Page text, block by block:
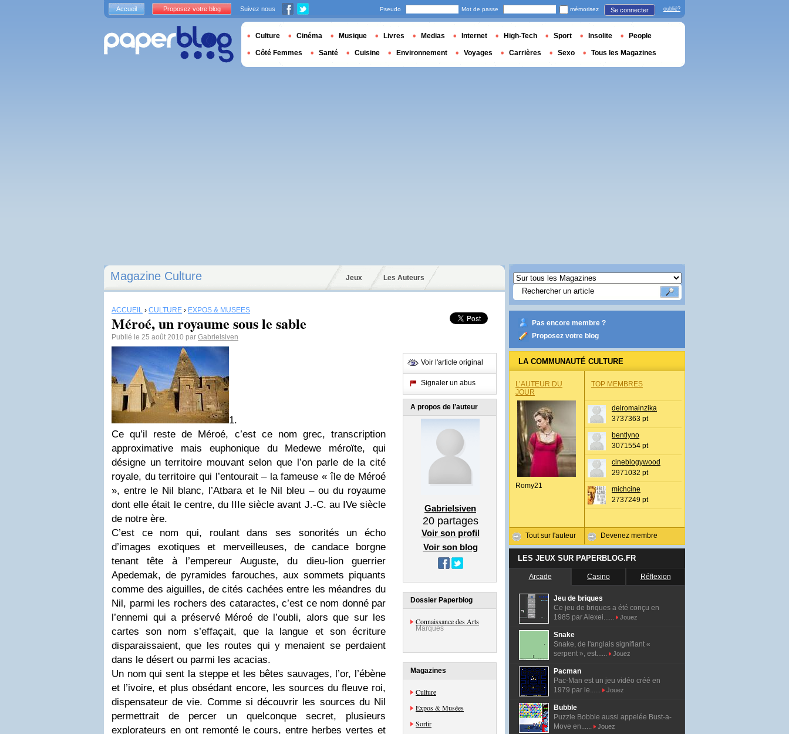
Magazine Culture Jeux Les Auteurs
ACCUEIL › CULTURE › EXPOS & MUSÉES
Méroé, un royaume sous le sable
Publié le 25 août 2010 par Gabrielsiven
1.
Ce qu’il reste de Méroé, c’est ce nom grec, transcription
approximative mais euphonique du Medewe méroïte, qui
désigne un territoire mouvant selon que l’on parle de la cité
royale, du territoire qui l’entourait – la fameuse « île de Méroé
», entre le Nil blanc, l’Atbara et le Nil bleu – ou du royaume
dont elle était le centre, du IIIe siècle avant J.-C. au IVe siècle
de notre ère.
C’est ce nom qui, roulant dans ses sonorités un écho
d’images exotiques et merveilleuses, de candace borgne
tenant tête à l’empereur Auguste, du dieu-lion guerrier
Apedemak, de pyramides farouches, aux sommets piquants
comme des aiguilles, de cités cachées entre les méandres du
Nil, parmi les rochers des cataractes, c’est ce nom donné par
l’ennemi qui a préservé Méroé de l’oubli, alors que sur les
cartes son nom s’effaçait, que la langue et son écriture
disparaissaient, que les routes qui y menaient se perdaient
dans le désert ou parmi les acacias.
Un nom qui sent la steppe et les bêtes sauvages, l’or, l’ébène
et l’ivoire, et plus obsédant encore, les sources du fleuve roi,
dispensateur de vie. Comme si découvrir les sources du Nil
permettrait de percer un quelconque secret, plusieurs
explorateurs en ont remonté le cours, entre herbes vertes et
Voir l'article original
Signaler un abus
A propos de l’auteur
Gabrielsiven
20partages
Voir son profil
Voir son blog
Dossier Paperblog
Connaissance des Arts
Marques
Magazines
Culture
Expos & Musées
Sortir
Pas encore membre ?
Proposez votre blog
LA COMMUNAUTÉ CULTURE
L’AUTEUR DU
JOUR
Romy21
Tout sur l'auteur
TOP MEMBRES
delromainzika
3737363 pt
bentlyno
3071554 pt
cineblogywood
2971032 pt
michcine
2737249 pt
Devenez membre
LES JEUX SUR PAPERBLOG.FR
Arcade Casino Réflexion
Jeu de briques
Ce jeu de briques a été conçu en
1985 par Alexei......
Jouez
Snake
Snake, de l'anglais signifiant «
serpent », est......
Jouez
Pacman
Pac-Man est un jeu vidéo créé en
1979 par le......
Jouez
Bubble
Puzzle Bobble aussi appelée Bust-a-
Move en......
Jouez
Accueil Proposez votre blog Suivez nous Pseudo Mot de passe mémorisez Se connecter oublié?
Culture Cinéma Musique Livres Medias Internet High-Tech Sport Insolite People
Côté Femmes Santé Cuisine Environnement Voyages Carrières Sexo Tous les Magazines